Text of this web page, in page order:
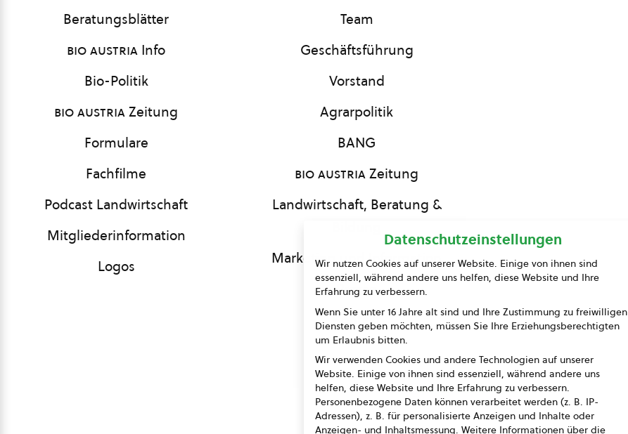
Beratungsblätter
bio austria Info
Bio-Politik
bio austriaZeitung
Formulare
Fachfilme
Podcast Landwirtschaft
Mitgliederinformation
Logos
Team
Geschäftsführung
Vorstand
Agrarpolitik
BANG
bio austriaZeitung
Landwirtschaft, Beratung &
Marketing und Information
Presse
Kontakt
Datenschutzeinstellungen
Wir nutzen Cookies auf unserer Website. Einige von ihnen sind
essenziell, während andere uns helfen, diese Website und Ihre
Erfahrung zu verbessern.
Wenn Sie unter 16 Jahre alt sind und Ihre Zustimmung zu freiwilligen
Diensten geben möchten, müssen Sie Ihre Erziehungsberechtigten
um Erlaubnis bitten.
Wir verwenden Cookies und andere Technologien auf unserer
Website. Einige von ihnen sind essenziell, während andere uns
helfen, diese Website und Ihre Erfahrung zu verbessern.
Personenbezogene Daten können verarbeitet werden (z. B. IP-
Adressen), z. B. für personalisierte Anzeigen und Inhalte oder
Anzeigen- und Inhaltsmessung. Weitere Informationen über die